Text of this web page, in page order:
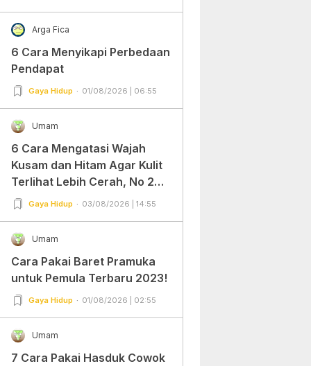
Arga Fica
6 Cara Menyikapi Perbedaan
Pendapat
Gaya Hidup 01/08/2026 | 06:55
Umam
6 Cara Mengatasi Wajah
Kusam dan Hitam Agar Kulit
Terlihat Lebih Cerah, No 2
Gampang Banget dan Mudah
Gaya Hidup 03/08/2026 | 14:55
Umam
Cara Pakai Baret Pramuka
untuk Pemula Terbaru 2023!
Gaya Hidup 01/08/2026 | 02:55
Umam
7 Cara Pakai Hasduk Cowok